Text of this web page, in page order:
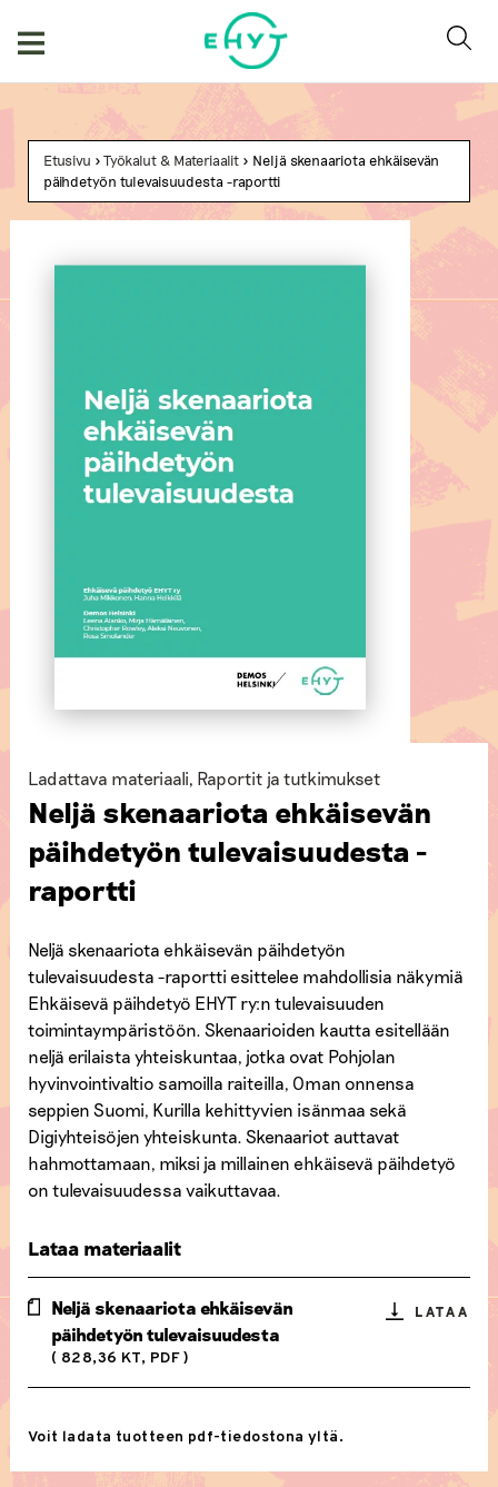
Etusivu >Työkalut & Materiaalit> Neljä skenaariota ehkäisevän
päihdetyön tulevaisuudesta -raportti
Ladattava materiaali, Raportit ja tutkimukset
Neljä skenaariota ehkäisevän
päihdetyön tulevaisuudesta -
raportti
Neljä skenaariota ehkäisevän päihdetyön
tulevaisuudesta -raportti esittelee mahdollisia näkymiä
Ehkäisevä päihdetyö EHYT ry:n tulevaisuuden
toimintaympäristöön. Skenaarioiden kautta esitellään
neljä erilaista yhteiskuntaa, jotka ovat Pohjolan
hyvinvointivaltio samoilla raiteilla, Oman onnensa
seppien Suomi, Kurilla kehittyvien isänmaa sekä
Digiyhteisöjen yhteiskunta. Skenaariot auttavat
hahmottamaan, miksi ja millainen ehkäisevä päihdetyö
on tulevaisuudessa vaikuttavaa.
Lataa materiaalit
Neljä skenaariota ehkäisevän
päihdetyön tulevaisuudesta
( 828,36 KT, PDF )
LATAA
Voit ladata tuotteen pdf-tiedostona yltä.